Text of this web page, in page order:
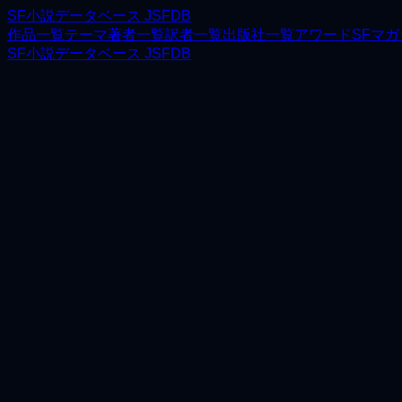
SF小説データベース JSFDB
作品一覧テーマ著者一覧訳者一覧出版社一覧アワードSFマガ
SF小説データベース JSFDB